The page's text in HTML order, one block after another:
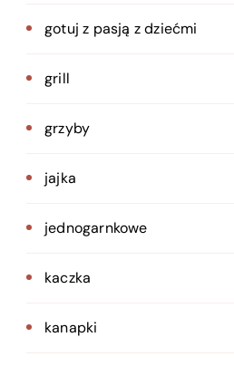
gotuj z pasją z dziećmi
grill
grzyby
jajka
jednogarnkowe
kaczka
kanapki